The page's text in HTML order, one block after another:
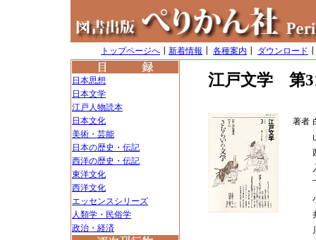
トップページへ 新着情報 各種案内 ダウンロード
日本思想
日本文学
江戸人物読本
日本文化
美術・芸能
日本の歴史・伝記
西洋の歴史・伝記
東洋文化
西洋文化
エッセンスシリーズ
人類学・民俗学
政治・経済
江戸文学 第
著者